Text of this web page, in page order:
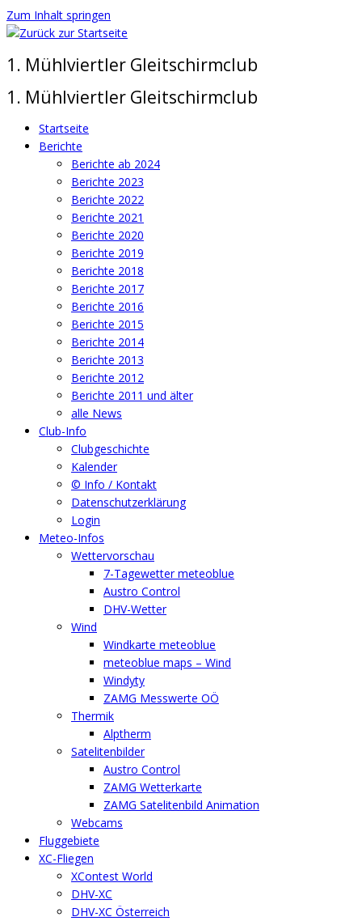
Zum Inhalt springen
1. Mühlviertler Gleitschirmclub
1. Mühlviertler Gleitschirmclub
Startseite
Berichte
Berichte ab 2024
Berichte 2023
Berichte 2022
Berichte 2021
Berichte 2020
Berichte 2019
Berichte 2018
Berichte 2017
Berichte 2016
Berichte 2015
Berichte 2014
Berichte 2013
Berichte 2012
Berichte 2011 und älter
alle News
Club-Info
Clubgeschichte
Kalender
© Info / Kontakt
Datenschutzerklärung
Login
Meteo-Infos
Wettervorschau
7-Tagewetter meteoblue
Austro Control
DHV-Wetter
Wind
Windkarte meteoblue
meteoblue maps – Wind
Windyty
ZAMG Messwerte OÖ
Thermik
Alptherm
Satelitenbilder
Austro Control
ZAMG Wetterkarte
ZAMG Satelitenbild Animation
Webcams
Fluggebiete
XC-Fliegen
XContest World
DHV-XC
DHV-XC Österreich